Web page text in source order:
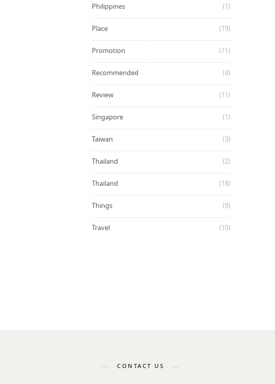
Philippines (1)
Place (19)
Promotion (11)
Recommended (4)
Review (11)
Singapore (1)
Taiwan (3)
Thailand (2)
Thailand (18)
Things (9)
Travel (10)
CONTACT US